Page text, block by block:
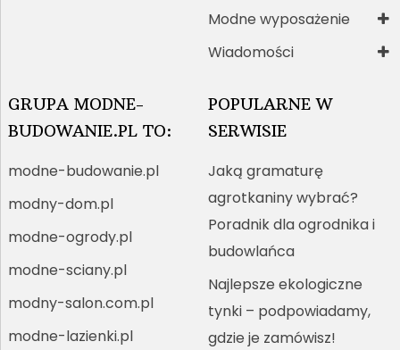
Modne wyposażenie
Wiadomości
GRUPA MODNE-
BUDOWANIE.PL TO:
modne-budowanie.pl
modny-dom.pl
modne-ogrody.pl
modne-sciany.pl
modny-salon.com.pl
modne-lazienki.pl
POPULARNE W
SERWISIE
Jaką gramaturę
agrotkaniny wybrać?
Poradnik dla ogrodnika i
budowlańca
Najlepsze ekologiczne
tynki – podpowiadamy,
gdzie je zamówisz!